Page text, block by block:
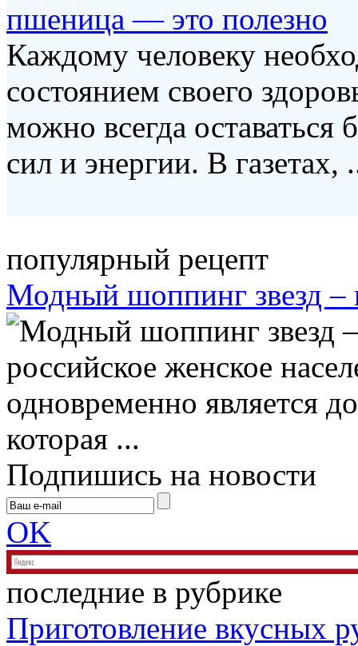
пшеница — это полезно
Каждому человеку
состоянием своего
можно всегда
сил и энергии. В газетах,
популярный рецепт
Модный шоппинг звезд –
российское женское
одновременно является
которая ...
Подпишись на новости
OK
последние в рубрике
Приготовление вкусных